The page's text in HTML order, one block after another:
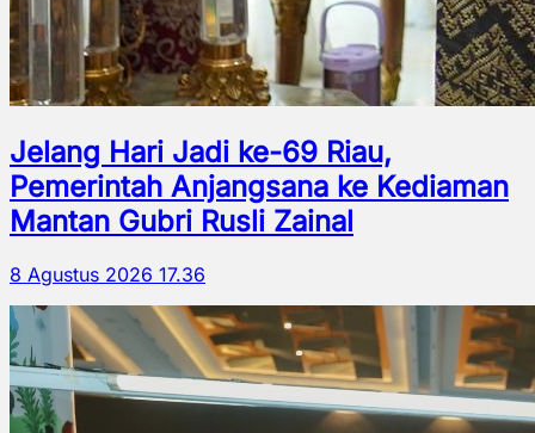
Jelang Hari Jadi ke-69 Riau,
Pemerintah Anjangsana ke Kediaman
Mantan Gubri Rusli Zainal
8 Agustus 2026 17.36